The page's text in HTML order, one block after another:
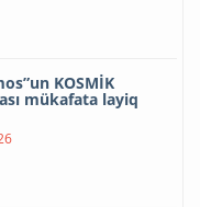
KOSMİK
mükafata layiq